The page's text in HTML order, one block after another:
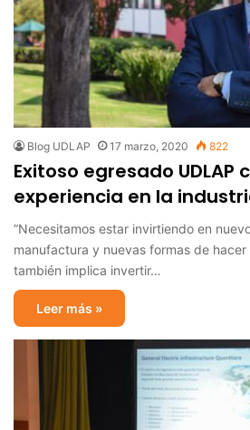
Blog UDLAP 17 marzo, 2020 822
Exitoso egresado UDLAP
experiencia en la
“Necesitamos estar invirtiendo en
manufactura y nuevas formas de hacer
también implica invertir…
Leer más »